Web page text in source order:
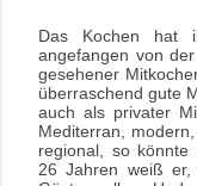
Das Kochen hat
angefangen von
gesehener
überraschend gute
auch als privater
Mediterran,
regional, so könnte
26 Jahren weiß